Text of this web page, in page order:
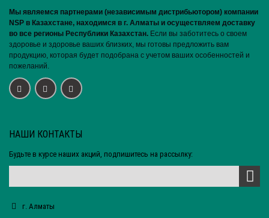
Мы являемся партнерами (независимым дистрибьютором) компании
NSP в Казахстане, находимся в г. Алматы и осуществляем доставку
во все регионы Республики Казахстан. Если вы заботитесь о своем
здоровье и здоровье ваших близких, мы готовы предложить вам
продукцию, которая будет подобрана с учетом ваших особенностей и
пожеланий.
НАШИ КОНТАКТЫ
Будьте в курсе наших акций, подпишитесь на рассылку:
г. Алматы